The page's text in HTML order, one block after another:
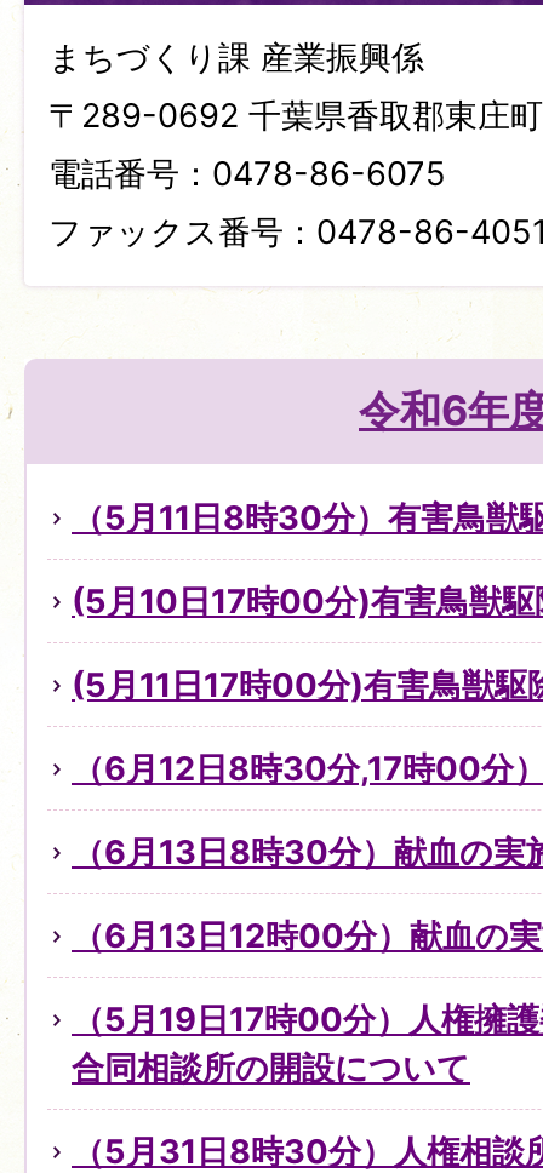
まちづくり課 産業振興係
〒289-0692 千葉県香取郡東庄
電話番号：0478-86-6075
ファックス番号：0478-86-
令和6年
（5月11日8時30分）有害鳥獣
(5月10日17時00分)有害鳥獣
(5月11日17時00分)有害鳥獣駆
（6月12日8時30分,17時00分
（6月13日8時30分）献血の実
（6月13日12時00分）献血の
（5月19日17時00分）人権擁
合同相談所の開設について
（5月31日8時30分）人権相